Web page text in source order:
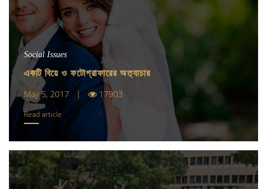
Social Issues
একটি বিয়ে ও ফটোগ্রাফারের অত‍্যাচার
May 5, 2017 | 17903
Read article